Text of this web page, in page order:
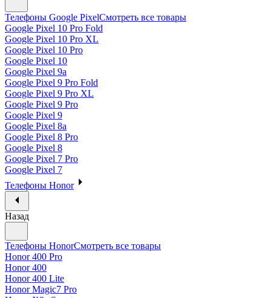
Телефоны Google PixelСмотреть все товары
Google Pixel 10 Pro Fold
Google Pixel 10 Pro XL
Google Pixel 10 Pro
Google Pixel 10
Google Pixel 9a
Google Pixel 9 Pro Fold
Google Pixel 9 Pro XL
Google Pixel 9 Pro
Google Pixel 9
Google Pixel 8a
Google Pixel 8 Pro
Google Pixel 8
Google Pixel 7 Pro
Google Pixel 7
Телефоны Honor
Назад
Телефоны HonorСмотреть все товары
Honor 400 Pro
Honor 400
Honor 400 Lite
Honor Magic7 Pro